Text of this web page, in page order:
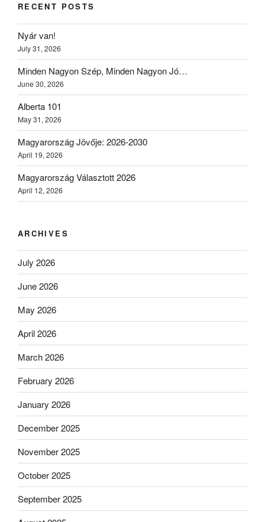
RECENT POSTS
Nyár van!
July 31, 2026
Minden Nagyon Szép, Minden Nagyon Jó…
June 30, 2026
Alberta 101
May 31, 2026
Magyarország Jövője: 2026-2030
April 19, 2026
Magyarország Választott 2026
April 12, 2026
ARCHIVES
July 2026
June 2026
May 2026
April 2026
March 2026
February 2026
January 2026
December 2025
November 2025
October 2025
September 2025